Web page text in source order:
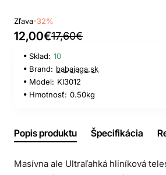
Zľava-32%
12,00€17,60€
Sklad: 10
Brand: babajaga.sk
Model: KI3012
Hmotnosť: 0.50kg
Popis produktu Špecifikácia
Masívna ale Ultraľahká hliníková